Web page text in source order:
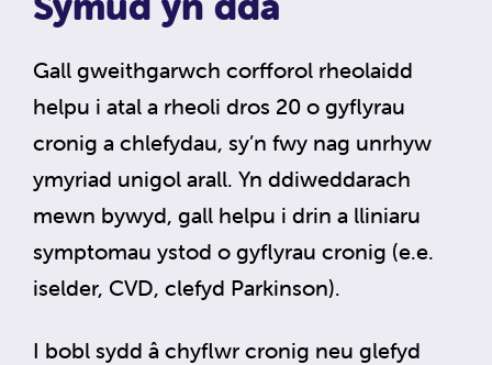
Gall gweithgarwch corfforol rheolaidd
helpu i atal a rheoli dros 20 o gyflyrau
cronig a chlefydau, sy’n fwy nag unrhyw
ymyriad unigol arall. Yn ddiweddarach
mewn bywyd, gall helpu i drin a lliniaru
symptomau ystod o gyflyrau cronig (e.e.
iselder, CVD, clefyd Parkinson).
I bobl sydd â chyflwr cronig neu glefyd